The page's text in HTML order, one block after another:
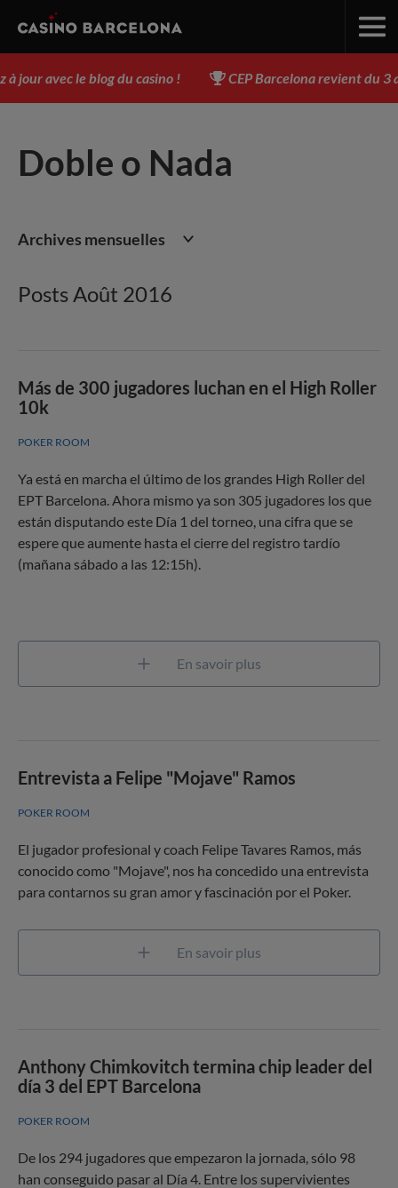
avec le blog du casino ! CEP Barcelona revient du 3 au
Doble o Nada
Archives mensuelles
Posts Août 2016
Más de 300 jugadores luchan en el High Roller
10k
POKER ROOM
Ya está en marcha el último de los grandes High Roller del
EPT Barcelona. Ahora mismo ya son 305 jugadores los que
están disputando este Día 1 del torneo, una cifra que se
espere que aumente hasta el cierre del registro tardío
(mañana sábado a las 12:15h).
En savoir plus
Entrevista a Felipe "Mojave" Ramos
POKER ROOM
El jugador profesional y coach Felipe Tavares Ramos, más
conocido como "Mojave", nos ha concedido una entrevista
para contarnos su gran amor y fascinación por el Poker.
En savoir plus
Anthony Chimkovitch termina chip leader del
día 3 del EPT Barcelona
POKER ROOM
De los 294 jugadores que empezaron la jornada, sólo 98
han conseguido pasar al Día 4. Entre los supervivientes